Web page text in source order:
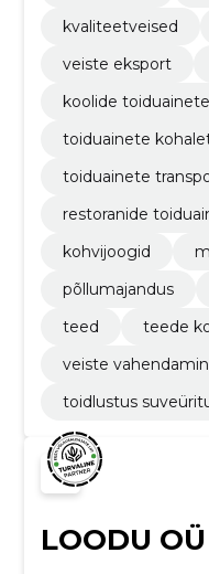
kvaliteetveised
veiste eksport
koolide
toiduainete
toiduainete
restoranide
kohvijoogid
põllumajandus
teed
teede
veiste
toidlustus
LOODU OÜ